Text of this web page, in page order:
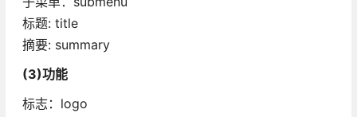
标题: title
摘要: summary
(3)功能
标志：logo